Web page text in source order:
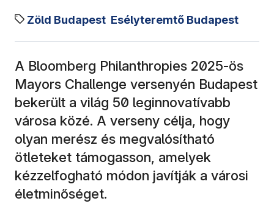
Zöld Budapest Esélyteremtő Budapest
A Bloomberg Philanthropies 2025-ös
Mayors Challenge versenyén Budapest
bekerült a világ 50 leginnovatívabb
városa közé. A verseny célja, hogy
olyan merész és megvalósítható
ötleteket támogasson, amelyek
kézzelfogható módon javítják a városi
életminőséget.